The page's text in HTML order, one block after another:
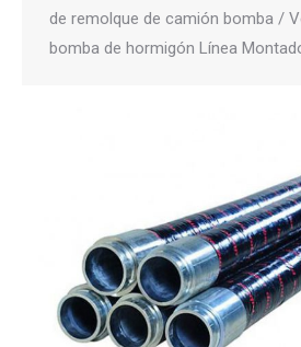
de remolque de camión bomba /
bomba de hormigón Línea